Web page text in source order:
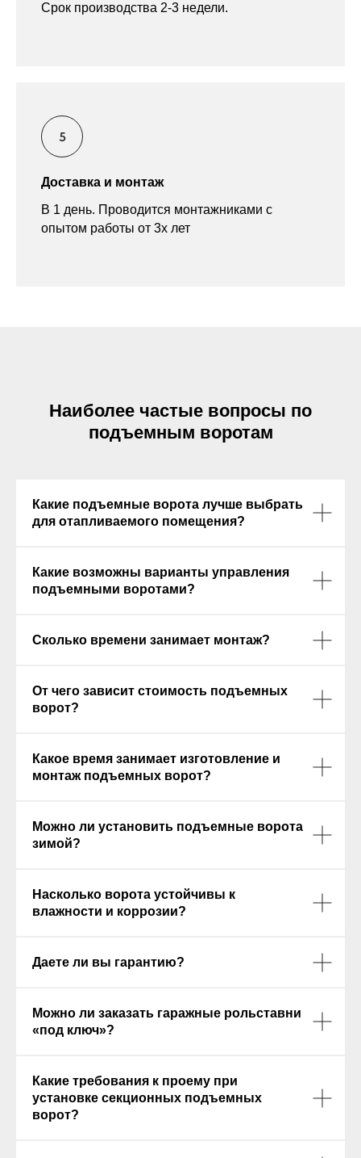
Срок производства 2-3 недели.
Доставка и монтаж
В 1 день. Проводится монтажниками с
опытом работы от 3х лет
Наиболее частые вопросы по
подъемным воротам
Какие подъемные ворота лучше выбрать
для отапливаемого помещения?
Какие возможны варианты управления
подъемными воротами?
Сколько времени занимает монтаж?
От чего зависит стоимость подъемных
ворот?
Какое время занимает изготовление и
монтаж подъемных ворот?
Можно ли установить подъемные ворота
зимой?
Насколько ворота устойчивы к
влажности и коррозии?
Даете ли вы гарантию?
Можно ли заказать гаражные рольставни
«под ключ»?
Какие требования к проему при
установке секционных подъемных
ворот?